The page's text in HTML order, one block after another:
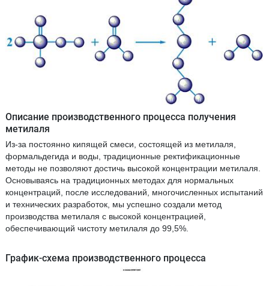
Описание производственного процесса получения
метилаля
Из-за постоянно кипящей смеси, состоящей из метилаля,
формальдегида и воды, традиционные ректификационные
методы не позволяют достичь высокой концентрации метилаля.
Основываясь на традиционных методах для нормальных
концентраций, после исследований, многочисленных испытаний
и технических разработок, мы успешно создали метод
производства метилаля с высокой концентрацией,
обеспечивающий чистоту метилаля до 99,5%.
График-схема производственного процесса